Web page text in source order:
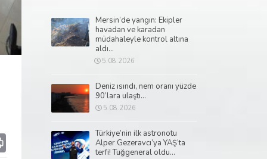
Mersin’de yangın: Ekipler
havadan ve karadan
müdahaleyle kontrol altına
aldı...
5.08.2026
Deniz ısındı, nem oranı yüzde
90’lara ulaştı...
5.08.2026
Türkiye’nin ilk astronotu
Alper Gezeravcı’ya YAŞ’ta
terfi! Tuğgeneral oldu...